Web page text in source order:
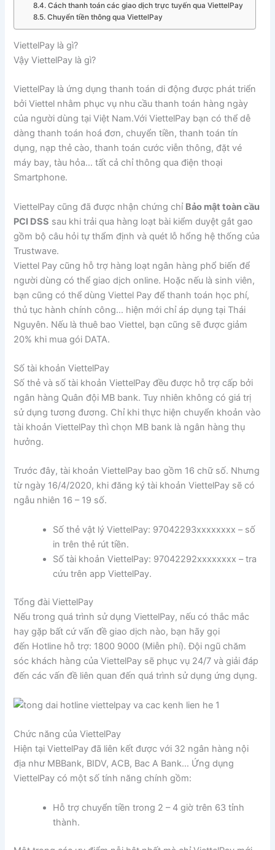
Cách thanh toán các giao dịch trực tuyến qua ViettelPay
Chuyển tiền thông qua ViettelPay
ViettelPay là gì?
Vậy ViettelPay là gì?
ViettelPay là ứng dụng thanh toán di động được phát triển
bởi Viettel nhằm phục vụ nhu cầu thanh toán hàng ngày
của người dùng tại Việt Nam.Với ViettelPay bạn có thể dễ
dàng thanh toán hoá đơn, chuyển tiền, thanh toán tín
dụng, nạp thẻ cào, thanh toán cước viễn thông, đặt vé
máy bay, tàu hỏa… tất cả chỉ thông qua điện thoại
Smartphone.
ViettelPay cũng đã được nhận chứng chỉ Bảo mật toàn cầu
PCI DSS sau khi trải qua hàng loạt bài kiểm duyệt gắt gao
gồm bộ câu hỏi tự thẩm định và quét lỗ hổng hệ thống của
Trustwave.
Viettel Pay cũng hỗ trợ hàng loạt ngân hàng phổ biến để
người dùng có thể giao dịch online. Hoặc nếu là sinh viên,
bạn cũng có thể dùng Viettel Pay để thanh toán học phí,
thủ tục hành chính công… hiện mới chỉ áp dụng tại Thái
Nguyên. Nếu là thuê bao Viettel, bạn cũng sẽ được giảm
20% khi mua gói DATA.
Số tài khoản ViettelPay
Số thẻ và số tài khoản ViettelPay đều được hỗ trợ cấp bởi
ngân hàng Quân đội MB bank. Tuy nhiên không có giá trị
sử dụng tương đương. Chỉ khi thực hiện chuyển khoản vào
tài khoản ViettelPay thì chọn MB bank là ngân hàng thụ
hưởng.
Trước đây, tài khoản ViettelPay bao gồm 16 chữ số. Nhưng
từ ngày 16/4/2020, khi đăng ký tài khoản ViettelPay sẽ có
ngẫu nhiên 16 – 19 số.
Số thẻ vật lý ViettelPay: 97042293xxxxxxxx – số
in trên thẻ rút tiền.
Số tài khoản ViettelPay: 97042292xxxxxxxx – tra
cứu trên app ViettelPay.
Tổng đài ViettelPay
Nếu trong quá trình sử dụng ViettelPay, nếu có thắc mắc
hay gặp bất cứ vấn đề giao dịch nào, bạn hãy gọi
đến Hotline hỗ trợ: 1800 9000 (Miễn phí). Đội ngũ chăm
sóc khách hàng của ViettelPay sẽ phục vụ 24/7 và giải đáp
đến các vấn đề liên quan đến quá trình sử dụng ứng dụng.
Chức năng của ViettelPay
Hiện tại ViettelPay đã liên kết được với 32 ngân hàng nội
địa như MBBank, BIDV, ACB, Bac A Bank… Ứng dụng
ViettelPay có một số tính năng chính gồm:
Hỗ trợ chuyển tiền trong 2 – 4 giờ trên 63 tỉnh
thành.